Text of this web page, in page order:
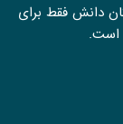
دانش فقط برای
است.